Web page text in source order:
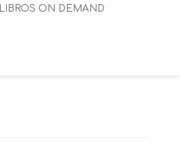
LIBROS ON DEMAND